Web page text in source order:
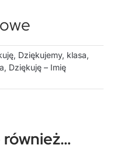
Dziękujemy, klasa,
Dziękuję – Imię